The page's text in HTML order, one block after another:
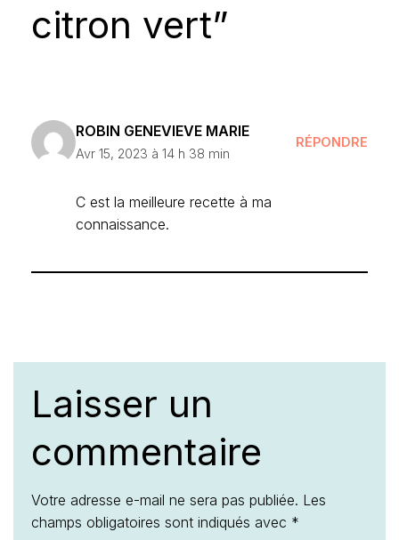
citron vert”
ROBIN GENEVIEVE MARIE
Avr 15, 2023 à 14 h 38 min
RÉPONDRE
C est la meilleure recette à ma
connaissance.
Laisser un
commentaire
Votre adresse e-mail ne sera pas publiée. Les
champs obligatoires sont indiqués avec *